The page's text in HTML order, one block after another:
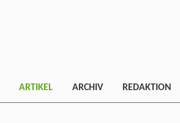
ARTIKEL ARCHIV REDAKTION